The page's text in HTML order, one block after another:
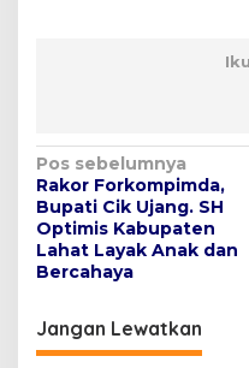
N
a
v
i
a
Pos sebelumnya
Rakor Forkompimda,
Bupati Cik Ujang. SH
Optimis Kabupaten
Lahat Layak Anak dan
Bercahaya
Jangan Lewatkan